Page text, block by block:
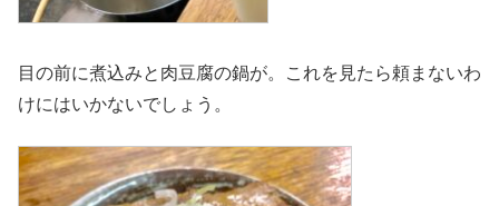
目の前に煮込みと肉豆腐の鍋が。これを見たら頼まないわ
けにはいかないでしょう。